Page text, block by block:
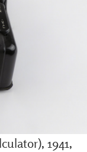
1941,